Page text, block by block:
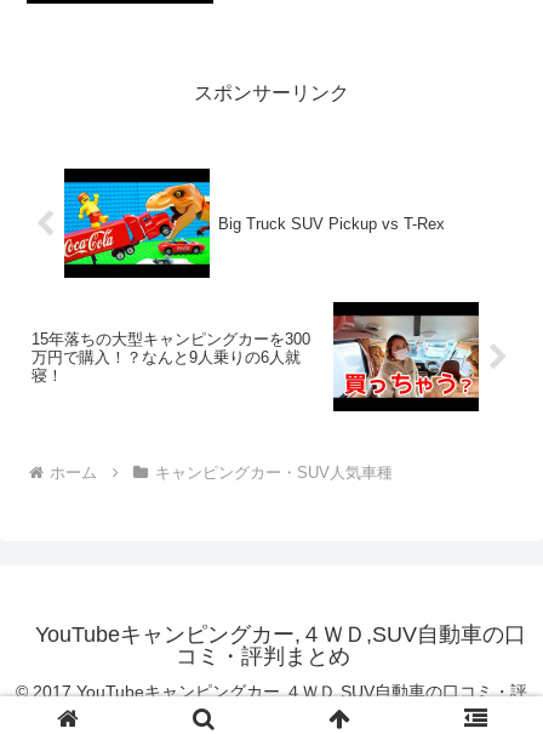
スポンサーリンク
Big Truck SUV Pickup vs T-Rex
15年落ちの大型キャンピングカーを300
万円で購入！？なんと9人乗りの6人就
寝！
ホーム キャンピングカー・SUV人気車種
YouTubeキャンピングカー,４ＷＤ,SUV自動車の口
コミ・評判まとめ
© 2017 YouTubeキャンピングカー,４ＷＤ,SUV自動車の口コミ・評